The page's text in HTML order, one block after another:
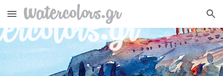
Skip to main content Skip to navigation